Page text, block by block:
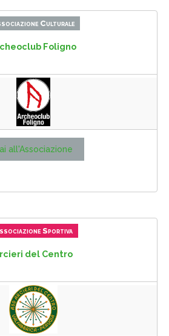
Culturale
Foligno
all'Associazione
Sportiva
del Centro